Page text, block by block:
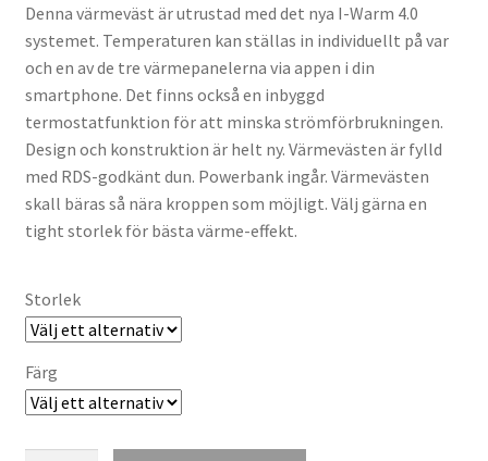
priset
var:
3,295.00kr.
priset
är:
2,095.00kr.
Denna värmeväst är utrustad med det nya I-Warm 4.0
systemet. Temperaturen kan ställas in individuellt på var
och en av de tre värmepanelerna via appen i din
smartphone. Det finns också en inbyggd
termostatfunktion för att minska strömförbrukningen.
Design och konstruktion är helt ny. Värmevästen är fylld
med RDS-godkänt dun. Powerbank ingår. Värmevästen
skall bäras så nära kroppen som möjligt. Välj gärna en
tight storlek för bästa värme-effekt.
Storlek
Färg